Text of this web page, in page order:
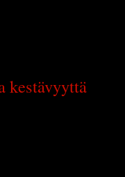
kestävyyttä